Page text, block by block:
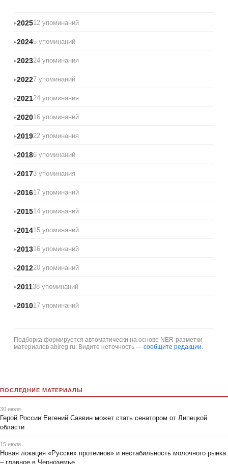
202512 упоминаний
20245 упоминаний
202324 упоминания
20227 упоминаний
202124 упоминания
202016 упоминаний
201922 упоминания
20186 упоминаний
20173 упоминания
201617 упоминаний
201514 упоминаний
201415 упоминаний
201316 упоминаний
201220 упоминаний
201138 упоминаний
201017 упоминаний
Подборка формируется автоматически на основе NER-разметки
материалов abireg.ru. Видите неточность — сообщите редакции
ПОСЛЕДНИЕ МАТЕРИАЛЫ
30 июля
Герой России Евгений Саввин может стать сенатором от Липецкой
области
15 июля
Новая локация «Русских протеинов» и нестабильность молочного рынка
– главное в Черноземье